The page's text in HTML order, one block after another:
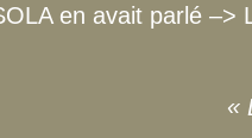
en avait parlé –>
«